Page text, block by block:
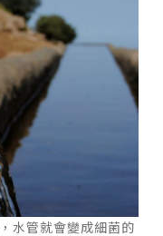
水管就會變成細菌的